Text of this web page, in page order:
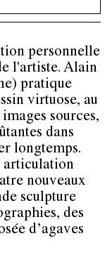
personnelle
l'artiste. Alain
pratique
virtuose, au
sources,
dans
longtemps.
articulation
nouveaux
sculpture
des
d’agaves